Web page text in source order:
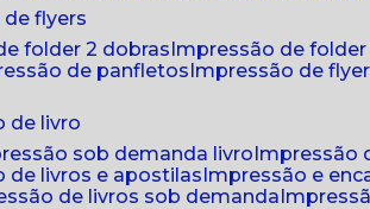
de flyers
folder 2 dobras impressão de
de panfletos impressão de flyer
de livro
sob demanda livro impressão
de livros e apostilas impressão e
de livros sob demanda